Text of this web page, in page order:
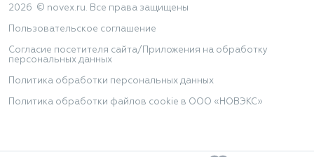
2026 © novex.ru. Все права защищены
Пользовательское соглашение
Согласие посетителя сайта/Приложения на обработку
персональных данных
Политика обработки персональных данных
Политика обработки файлов cookie в ООО «НОВЭКС»